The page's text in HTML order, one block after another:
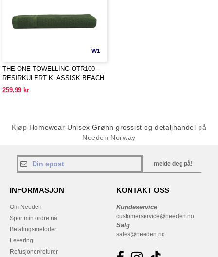
W1
THE ONE TOWELLING OTR100 -
RESIRKULERT KLASSISK BEACH
TOWEL
259,99 kr
Kjøp Homewear Unisex Grønn grossist og detaljhandel på
Needen Norway
melde deg på!
INFORMASJON
Om Needen
Spor min ordre nå
Betalingsmetoder
Levering
Refusjoner/returer
KONTAKT OSS
Kundeservice
customerservice@needen.no
Salg
sales@needen.no